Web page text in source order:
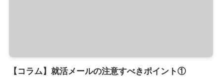
【コラム】就活メールの注意すべきポイント①